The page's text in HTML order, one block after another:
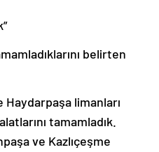
belirten
limanları
tamamladık.
ve Kazlıçeşme